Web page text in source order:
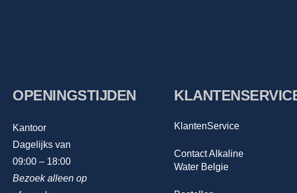
OPENINGSTIJDEN
Kantoor
Dagelijks van
09:00 – 18:00
Bezoek alleen op
KlantenService
Contact Alkaline
Water Belgie